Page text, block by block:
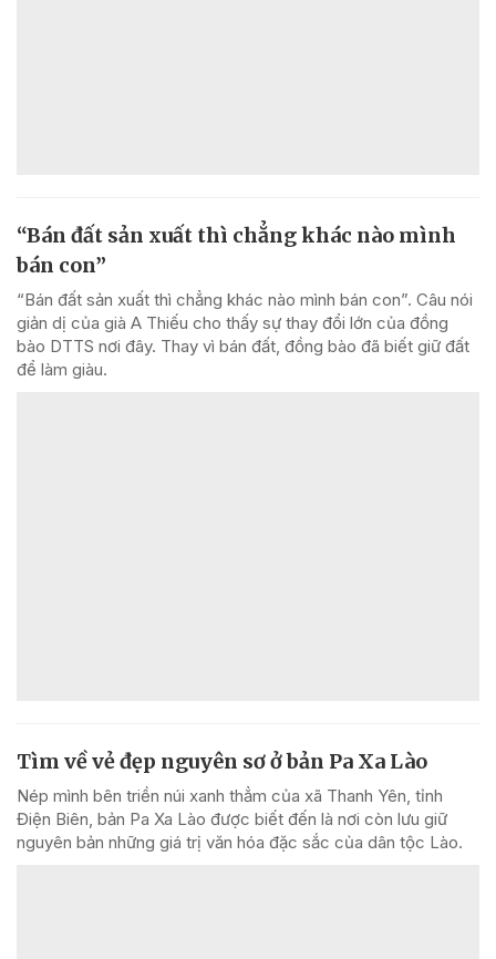
“Bán đất sản xuất thì chẳng khác nào mình
bán con”
“Bán đất sản xuất thì chẳng khác nào mình bán con”. Câu nói
giản dị của già A Thiếu cho thấy sự thay đổi lớn của đồng
bào DTTS nơi đây. Thay vì bán đất, đồng bào đã biết giữ đất
để làm giàu.
Tìm về vẻ đẹp nguyên sơ ở bản Pa Xa Lào
Nép mình bên triền núi xanh thẳm của xã Thanh Yên, tỉnh
Điện Biên, bản Pa Xa Lào được biết đến là nơi còn lưu giữ
nguyên bản những giá trị văn hóa đặc sắc của dân tộc Lào.